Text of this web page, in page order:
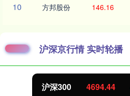
10 方邦股份 146.16
沪深京行情 实时轮播
北证50 1134.24